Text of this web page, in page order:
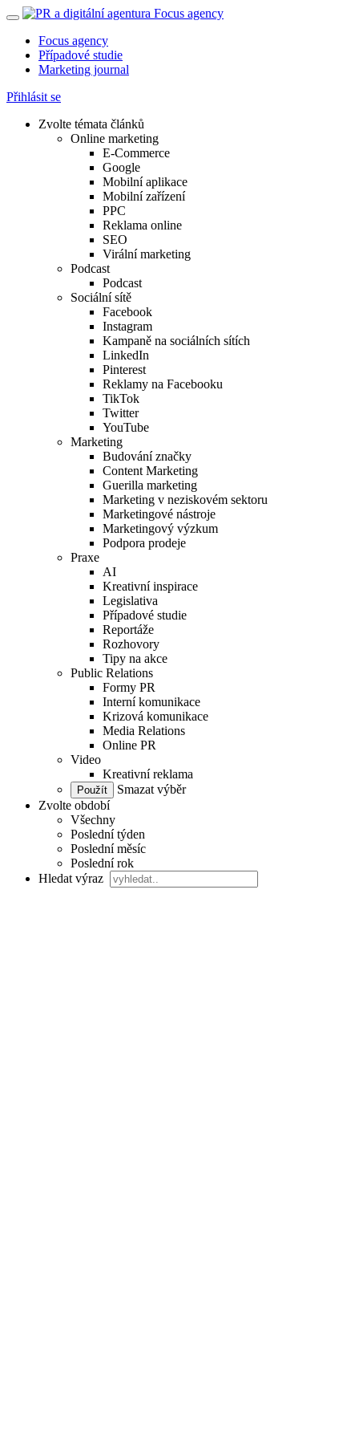
Focus agency
Případové studie
Marketing journal
Přihlásit se
Zvolte témata článků
Online marketing
E-Commerce
Google
Mobilní aplikace
Mobilní zařízení
PPC
Reklama online
SEO
Virální marketing
Podcast
Podcast
Sociální sítě
Facebook
Instagram
Kampaně na sociálních sítích
LinkedIn
Pinterest
Reklamy na Facebooku
TikTok
Twitter
YouTube
Marketing
Budování značky
Content Marketing
Guerilla marketing
Marketing v neziskovém sektoru
Marketingové nástroje
Marketingový výzkum
Podpora prodeje
Praxe
AI
Kreativní inspirace
Legislativa
Případové studie
Reportáže
Rozhovory
Tipy na akce
Public Relations
Formy PR
Interní komunikace
Krizová komunikace
Media Relations
Online PR
Video
Kreativní reklama
Smazat výběr
Zvolte období
Všechny
Poslední týden
Poslední měsíc
Poslední rok
Hledat výraz